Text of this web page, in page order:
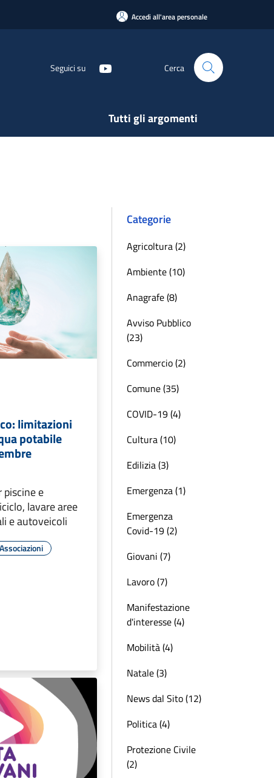
Accedi all'area personale
Seguici su Cerca
Tutti gli argomenti
limitazioni
potabile
e
lavare aree
e autoveicoli
Associazioni
Categorie
Agricoltura (2)
Ambiente (10)
Anagrafe (8)
Avviso Pubblico
(23)
Commercio (2)
Comune (35)
COVID-19 (4)
Cultura (10)
Edilizia (3)
Emergenza (1)
Emergenza
Covid-19 (2)
Giovani (7)
Lavoro (7)
Manifestazione
d'interesse (4)
Mobilità (4)
Natale (3)
News dal Sito (12)
Politica (4)
Protezione Civile
(2)